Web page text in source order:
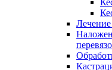
Лечение